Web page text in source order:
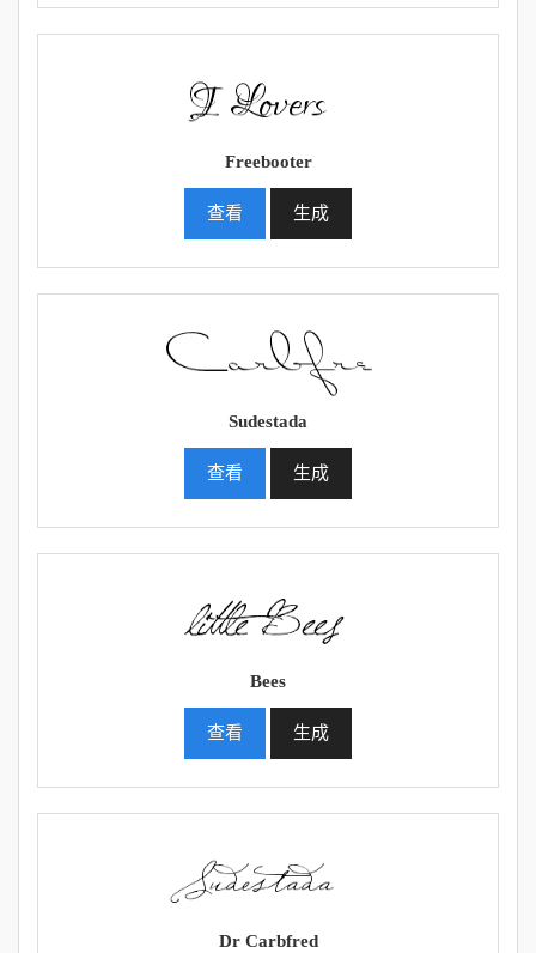
Freebooter
查看 生成
Sudestada
查看 生成
Bees
查看 生成
Dr Carbfred